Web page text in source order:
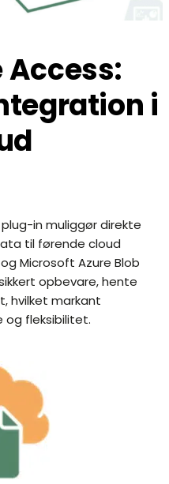
Access:
i
plug-in muliggør direkte
til førende cloud
Microsoft Azure Blob
opbevare, hente
hvilket markant
og fleksibilitet.